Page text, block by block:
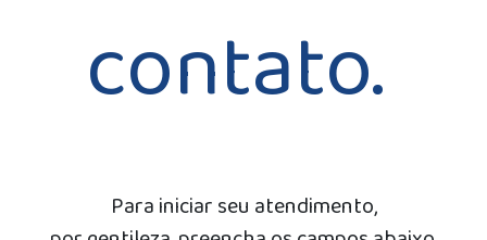
contato.
Para iniciar seu atendimento,